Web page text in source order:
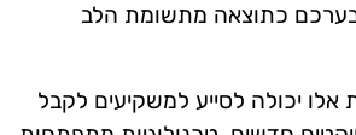
כתוצאה מתשומת הלב
יכולה לסייע למשקיעים לקבל